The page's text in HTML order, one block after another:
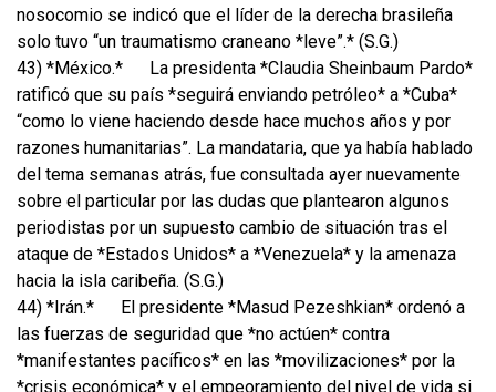
nosocomio se indicó que el líder de la derecha brasileña
solo tuvo “un traumatismo craneano *leve”.* (S.G.)
43) *México.*
La presidenta *Claudia Sheinbaum Pardo*
ratificó que su país *seguirá enviando petróleo* a *Cuba*
“como lo viene haciendo desde hace muchos años y por
razones humanitarias”. La mandataria, que ya había hablado
del tema semanas atrás, fue consultada ayer nuevamente
sobre el particular por las dudas que plantearon algunos
periodistas por un supuesto cambio de situación tras el
ataque de *Estados Unidos* a *Venezuela* y la amenaza
hacia la isla caribeña. (S.G.)
44) *Irán.*
El presidente *Masud Pezeshkian* ordenó a
las fuerzas de seguridad que *no actúen* contra
*manifestantes pacíficos* en las *movilizaciones* por la
*crisis económica* y el empeoramiento del nivel de vida si